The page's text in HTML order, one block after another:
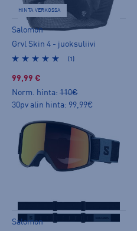
HINTA VERKOSSA
Salomon
Grvl Skin 4 - juoksuliivi
(1)
99,99 €
Norm. hinta: 110€
30pv alin hinta: 99,99€
Salomon